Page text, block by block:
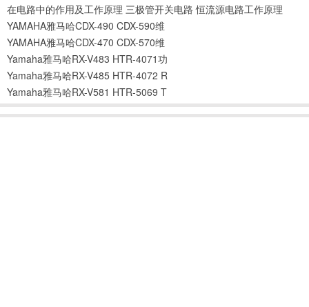
在电路中的作用及工作原理 三极管开关电路 恒流源电路工作原理
YAMAHA雅马哈CDX-490 CDX-590维
YAMAHA雅马哈CDX-470 CDX-570维
Yamaha雅马哈RX-V483 HTR-4071功
Yamaha雅马哈RX-V485 HTR-4072 R
Yamaha雅马哈RX-V581 HTR-5069 T